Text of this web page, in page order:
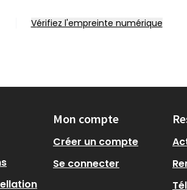
Vérifiez l'empreinte numérique
Mon compte
Créer un compte
Se connecter